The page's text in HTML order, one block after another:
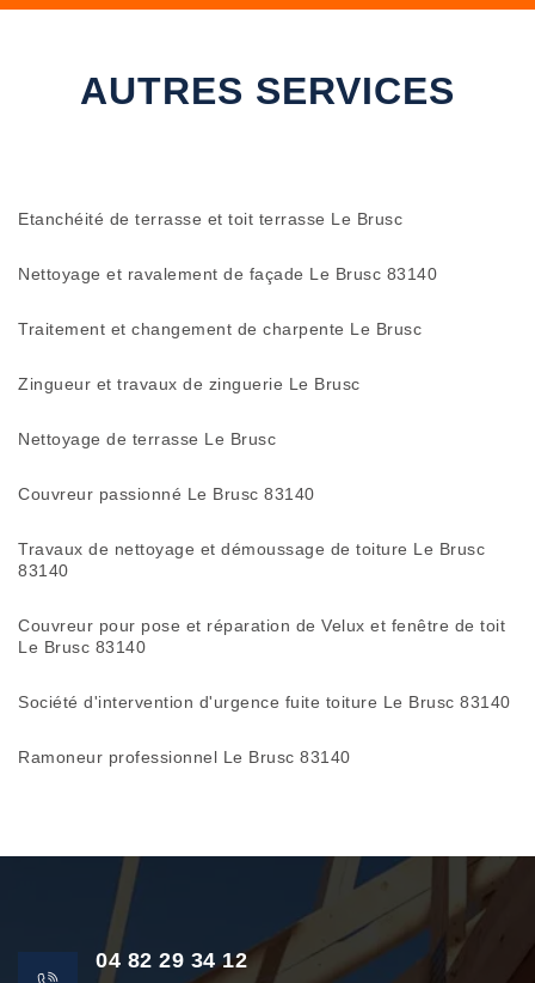
AUTRES SERVICES
Etanchéité de terrasse et toit terrasse Le Brusc
Nettoyage et ravalement de façade Le Brusc 83140
Traitement et changement de charpente Le Brusc
Zingueur et travaux de zinguerie Le Brusc
Nettoyage de terrasse Le Brusc
Couvreur passionné Le Brusc 83140
Travaux de nettoyage et démoussage de toiture Le Brusc
83140
Couvreur pour pose et réparation de Velux et fenêtre de toit
Le Brusc 83140
Société d'intervention d'urgence fuite toiture Le Brusc 83140
Ramoneur professionnel Le Brusc 83140
04 82 29 34 12